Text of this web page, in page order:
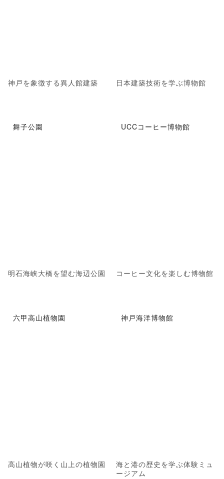
神戸を象徴する異人館建築 日本建築技術を学ぶ博物館
舞子公園
明石海峡大橋を望む海辺公園
UCCコーヒー博物館
コーヒー文化を楽しむ博物館
六甲高山植物園
高山植物が咲く山上の植物園
神戸海洋博物館
海と港の歴史を学ぶ体験ミュ
ージアム